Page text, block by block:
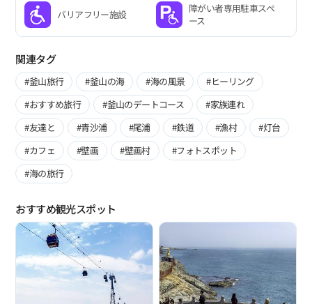
バリアフリー施設
障がい者専用駐車スペ
ース
関連タグ
#釜山旅行 #釜山の海 #海の風景
#ヒーリング
#おすすめ旅行
#釜山のデートコース
#家族連れ
#友達と
#青沙浦 #尾浦 #鉄道 #漁村
#灯台
#カフェ
#壁画 #壁画村
#フォトスポット
#海の旅行
おすすめ観光スポット